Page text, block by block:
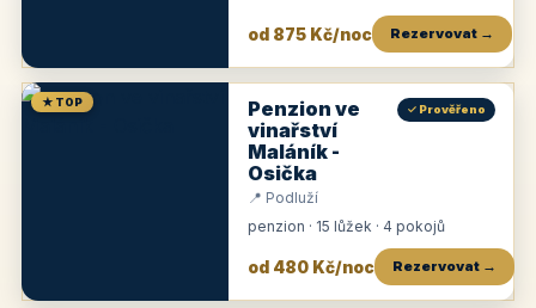
od 875 Kč/noc Rezervovat →
★ TOP
Penzion ve
vinařství
Maláník -
Osička
✓ Prověřeno
📍 Podluží
penzion · 15 lůžek · 4 pokojů
od 480 Kč/noc Rezervovat →